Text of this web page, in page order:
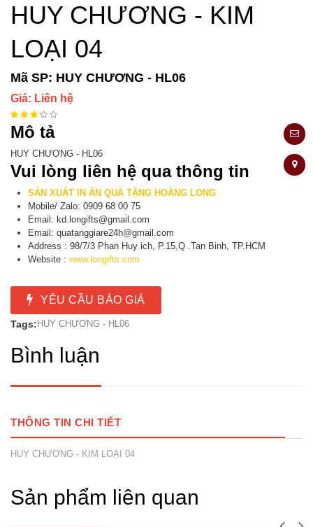
HUY CHƯƠNG - KIM
LOẠI 04
Mã SP: HUY CHƯƠNG - HL06
Giá: Liên hệ
Mô tả
HUY CHƯƠNG - HL06
Vui lòng liên hệ qua thông tin
SẢN XUẤT IN ẤN QUÀ TẶNG HOÀNG LONG
Mobile/ Zalo: 0909 68 00 75
Email: kd.longifts@gmail.com
Email: quatanggiare24h@gmail.com
Address : 98/7/3 Phan Huy ich, P.15,Q .Tan Binh, TP.HCM
Website : www.longifts.com
YÊU CẦU BÁO GIÁ
Tags: HUY CHƯƠNG - HL06
Bình luận
THÔNG TIN CHI TIẾT
HUY CHƯƠNG - KIM LOẠI 04
Sản phẩm liên quan